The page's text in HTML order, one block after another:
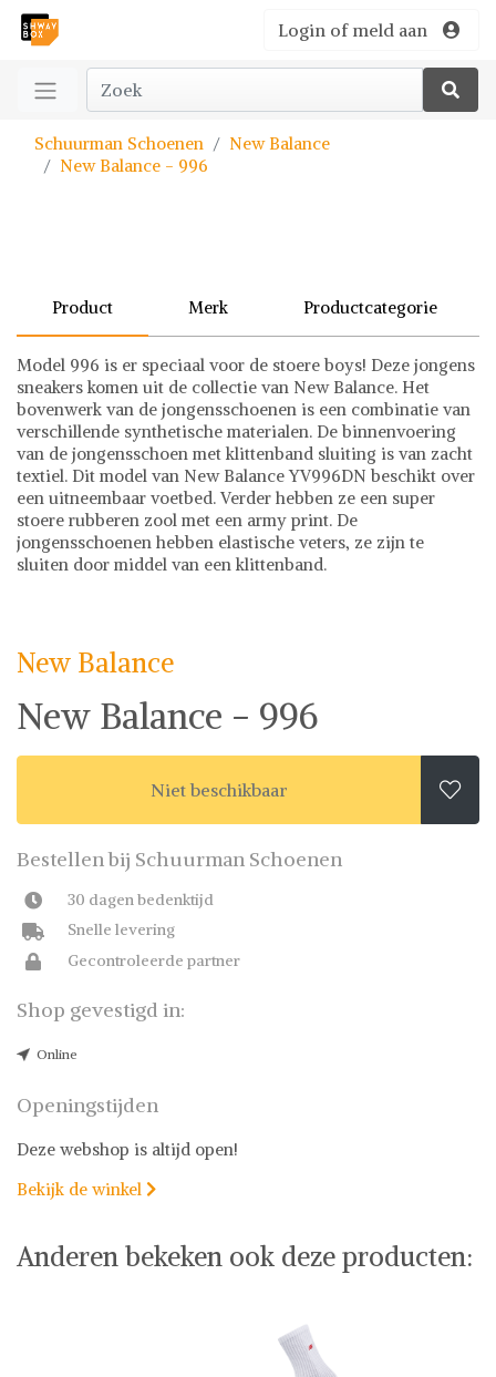
Login of meld aan
Schuurman Schoenen
New Balance
New Balance - 996
Product Merk Productcategorie
Model 996 is er speciaal voor de stoere boys! Deze jongens
sneakers komen uit de collectie van New Balance. Het
bovenwerk van de jongensschoenen is een combinatie van
verschillende synthetische materialen. De binnenvoering
van de jongensschoen met klittenband sluiting is van zacht
textiel. Dit model van New Balance YV996DN beschikt over
een uitneembaar voetbed. Verder hebben ze een super
stoere rubberen zool met een army print. De
jongensschoenen hebben elastische veters, ze zijn te
sluiten door middel van een klittenband.
stel jouw fashion wish-list samen. Veilig online shoppen.
New Balance
New Balance - 996
Niet beschikbaar 
Bestellen bij Schuurman Schoenen
30 dagen bedenktijd
Snelle levering
Gecontroleerde partner
Shop gevestigd in:
Online
Openingstijden
Deze webshop is altijd open!
Bekijk de winkel 
Anderen bekeken ook deze producten: